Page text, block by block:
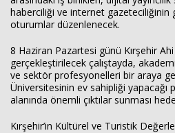
haberciliği ve internet gazeteciliğinin
oturumlar düzenlenecek.
8 Haziran Pazartesi günü Kırşehir
gerçekleştirilecek çalıştayda,
ve sektör profesyonelleri bir araya
Üniversitesinin ev sahipliği yapacağı
alanında önemli çıktılar sunması
Kırşehir’in Kültürel ve Turistik